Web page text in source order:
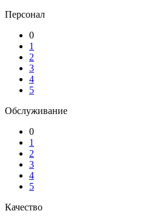
Персонал
0
1
2
3
4
5
Обслуживание
0
1
2
3
4
5
Качество